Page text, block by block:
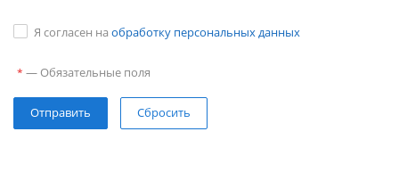
Я согласен на обработку персональных данных
* — Обязательные поля
Сбросить